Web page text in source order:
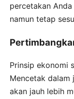
percetakan
namun tetap
Prinsip ekonomi
Mencetak dalam
akan jauh lebih